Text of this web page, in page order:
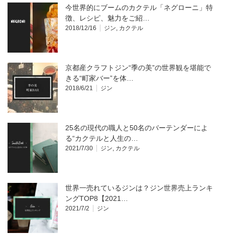
今世界的にブームのカクテル「ネグローニ」特
徴、レシピ、魅力をご紹…
2018/12/16 ジン カクテル
京都産クラフトジン“季の美”の世界観を堪能で
きる“町家バー”を体…
2018/6/21 ジン
25名の現代の職人と50名のバーテンダーによ
る“カクテルと人生の…
2021/7/30 ジン カクテル
世界一売れているジンは？ジン世界売上ランキ
ングTOP8【2021…
2021/7/2 ジン